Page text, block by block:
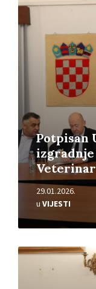
Potpisan
29.01.2026.
u VIJESTI
Pročitajte
više
Pročitajte